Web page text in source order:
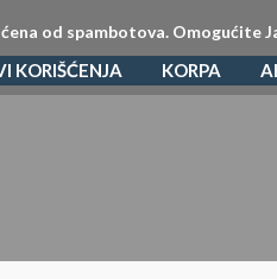
od spambotova. Omogućite
KORIŠĆENJA KORPA